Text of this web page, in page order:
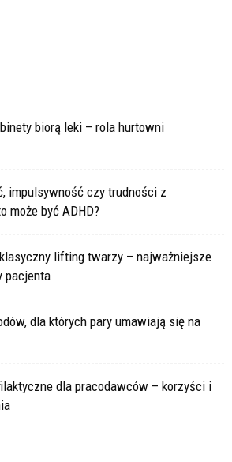
biorą leki – rola hurtowni
impulsywność czy trudności z
może być ADHD?
lifting twarzy – najważniejsze
pacjenta
dla których pary umawiają się na
dla pracodawców – korzyści i